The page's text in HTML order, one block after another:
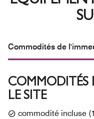
Commodités de
COMMODITÉS
LE SITE
commodité incluse (1